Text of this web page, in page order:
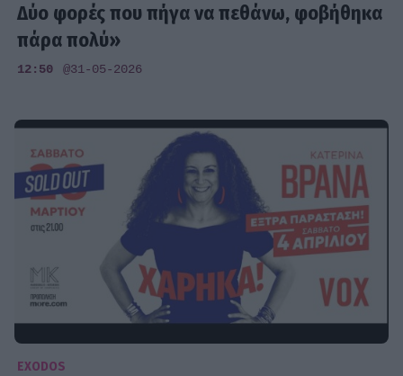
Δύο φορές που πήγα να πεθάνω, φοβήθηκα
πάρα πολύ»
12:50 @31-05-2026
EXODOS